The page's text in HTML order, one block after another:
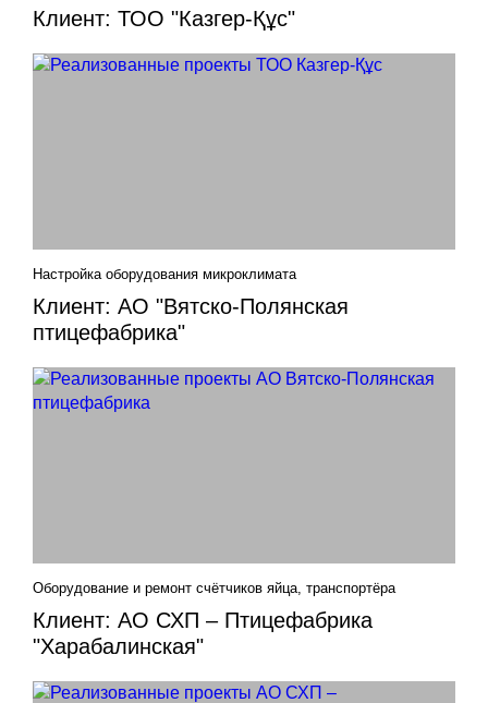
Клиент: ТОО "Казгер-Құс"
Клиент: АО "Вятско-Полянская
птицефабрика"
Настройка оборудования микроклимата
Клиент: АО СХП – Птицефабрика
"Харабалинская"
Оборудование и ремонт счётчиков яйца, транспортёра